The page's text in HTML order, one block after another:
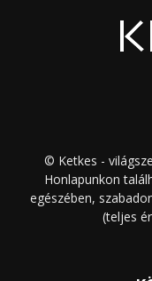
© Ketkes -
Honlapunkon
egészében,
(teljes